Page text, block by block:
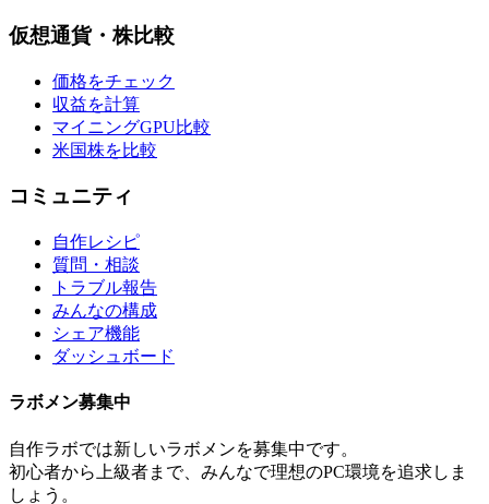
仮想通貨・株比較
価格をチェック
収益を計算
マイニングGPU比較
米国株を比較
コミュニティ
自作レシピ
質問・相談
トラブル報告
みんなの構成
シェア機能
ダッシュボード
ラボメン募集中
自作ラボでは新しいラボメンを募集中です。
初心者から上級者まで、みんなで理想のPC環境を追求しま
しょう。